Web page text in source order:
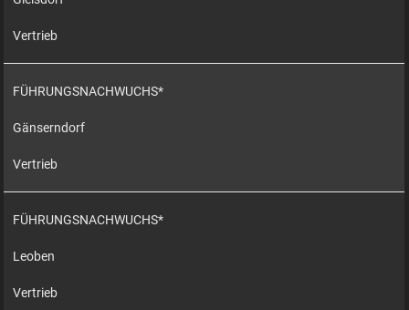
Vertrieb
FÜHRUNGSNACHWUCHS*
Gänserndorf
Vertrieb
FÜHRUNGSNACHWUCHS*
Leoben
Vertrieb